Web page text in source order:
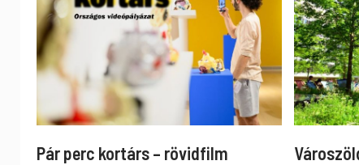
Pár perc kortárs – rövidfilm